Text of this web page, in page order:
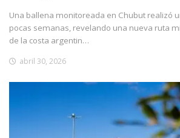
Una ballena monitoreada en Chubut realizó
pocas semanas, revelando una nueva ruta
de la costa argentin…
abril 30, 2026